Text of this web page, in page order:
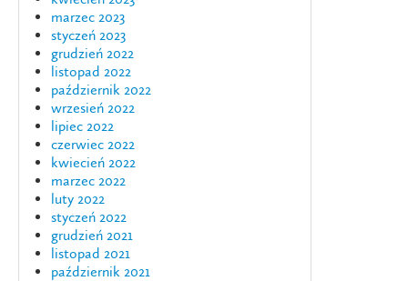
marzec 2023
styczeń 2023
grudzień 2022
listopad 2022
październik 2022
wrzesień 2022
lipiec 2022
czerwiec 2022
kwiecień 2022
marzec 2022
luty 2022
styczeń 2022
grudzień 2021
listopad 2021
październik 2021